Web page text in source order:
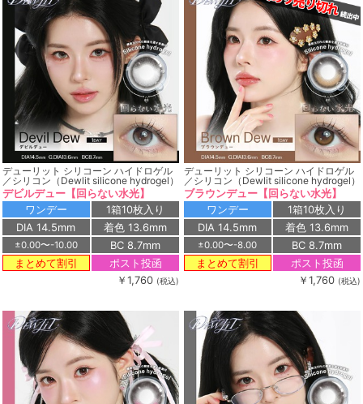
デューリット シリコーン ハイドロゲル
／シリコン（Dewlit silicone hydrogel）
デビルデュー【回らない水光】
ワンデー
1箱10枚入り
DIA 14.5mm
着色 13.6mm
±0.00〜-10.00
BC 8.7mm
まとめて割引
ポスト投函
￥1,760 (税込)
デューリット シリコーン ハイドロゲル
／シリコン（Dewlit silicone hydrogel）
ブラウンデュー【回らない水光】
ワンデー
1箱10枚入り
DIA 14.5mm
着色 13.6mm
±0.00〜-8.00
BC 8.7mm
まとめて割引
ポスト投函
￥1,760 (税込)